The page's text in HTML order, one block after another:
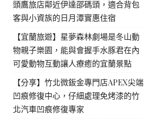
頭鷹旅店鄰近伊達邵碼頭，適合背包
客與小資族的日月潭實惠住宿
【宜蘭旅遊】星夢森林劇場是冬山動
物親子樂園，能與會握手水豚君在內
可愛動物互動讓人療癒的宜蘭景點
【分享】竹北微鈑金專門店APEX尖端
凹痕修復中心，仔細處理免烤漆的竹
北汽車凹痕修復專家